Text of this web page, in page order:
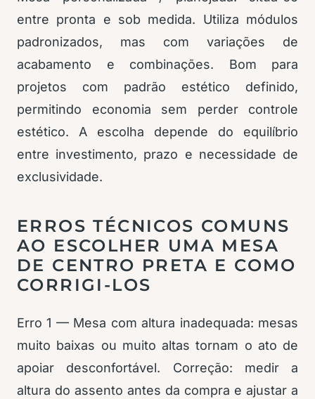
entre pronta e sob medida. Utiliza módulos
padronizados, mas com variações de
acabamento e combinações. Bom para
projetos com padrão estético definido,
permitindo economia sem perder controle
estético. A escolha depende do equilíbrio
entre investimento, prazo e necessidade de
exclusividade.
ERROS TÉCNICOS COMUNS
AO ESCOLHER UMA MESA
DE CENTRO PRETA E COMO
CORRIGI-LOS
Erro 1 — Mesa com altura inadequada: mesas
muito baixas ou muito altas tornam o ato de
apoiar desconfortável. Correção: medir a
altura do assento antes da compra e ajustar a